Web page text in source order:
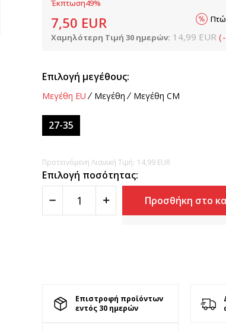
Έκπτωση49%
7,50 EUR
Χαμηλότερη Τιμή 30 ημερών: 14,99 EUR (-
Επιλογή μεγέθους:
Μεγέθη EU Μεγέθη Μεγέθη CM
27-35
Προτεινόμενη Λιανική Τιμή: 14,99 EUR
Επιλογή ποσότητας:
Προσθήκη στο
Επιστροφή προϊόντων
εντός 30 ημερών